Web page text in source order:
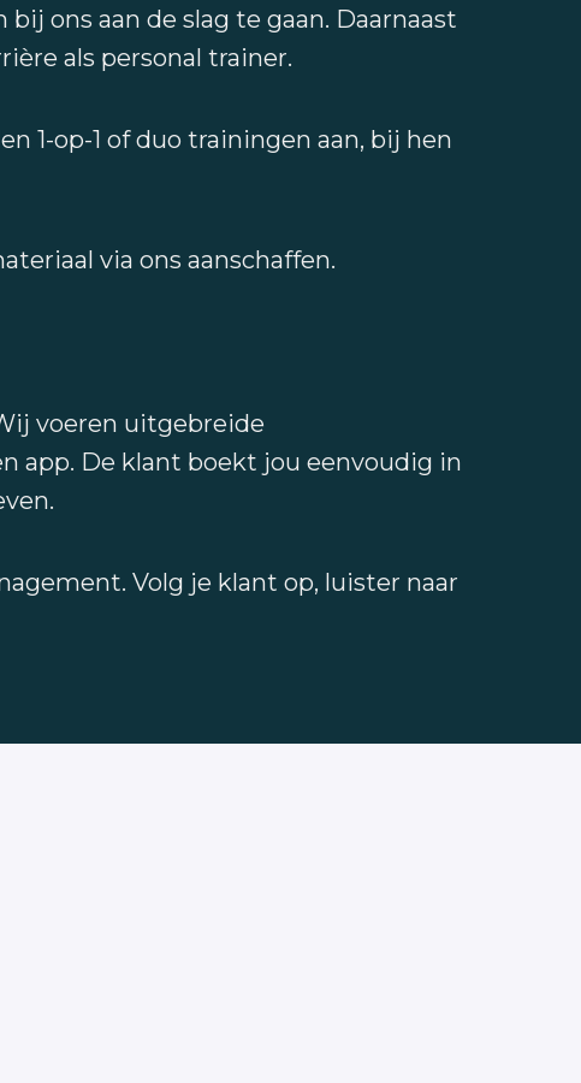
ons aan de slag te gaan. Daarnaast
als personal trainer.
1-op-1 of duo trainingen aan, bij hen
via ons aanschaffen.
voeren uitgebreide
app. De klant boekt jou eenvoudig in
Volg je klant op, luister naar